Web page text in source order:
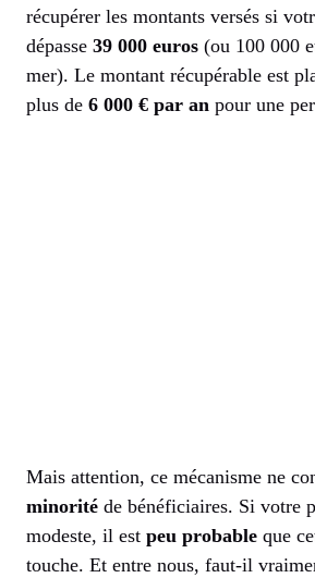
récupérer les montants versés si
dépasse 39 000 euros (ou 100 000
mer). Le montant récupérable est
plus de 6 000 € par an pour une
Mais attention, ce mécanisme ne
minorité de bénéficiaires. Si votre
modeste, il est peu probable que
touche. Et entre nous, faut-il